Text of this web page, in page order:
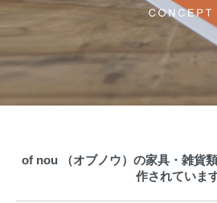
of nou （オブノウ）の家具・雑貨
作されていま